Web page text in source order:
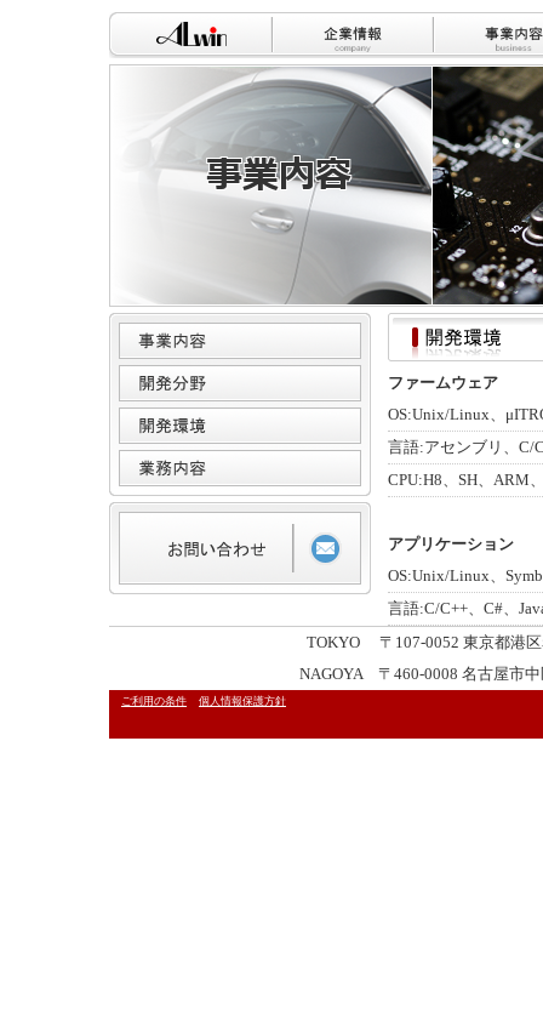
ファームウェア
OS:Unix/Linux、
言語:アセンブリ、C/
CPU:H8、SH、ARM
アプリケーション
OS:Unix/Linux、
言語:C/C++、C#、
TOKYO 〒107-0052 東京都港
NAGOYA 〒460-0008 名古屋市
ご利用の条件 個人情報保護方針